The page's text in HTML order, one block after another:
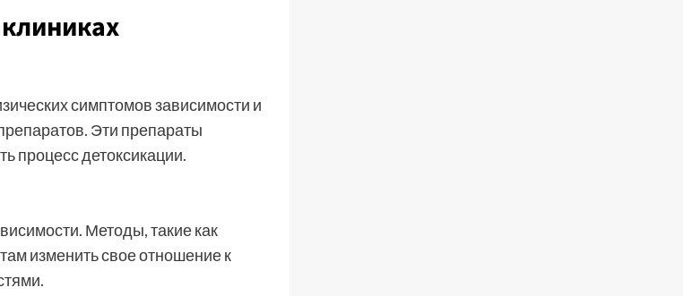
симптомов зависимости и
Эти препараты
процесс детоксикации.
Методы, такие как
изменить свое отношение к